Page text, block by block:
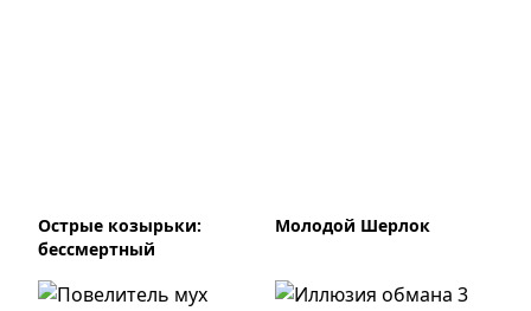
Острые козырьки:
бессмертный
Молодой Шерлок